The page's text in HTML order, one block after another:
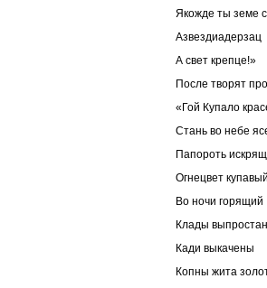
Якожде ты земе
Азвездиадерзац
А свет крепце!»
После творят
«Гой Купало
Стань во небе
Папороть
Огнецвет купавый
Во ночи горящий
Клады
Кади выкачены
Копны жита